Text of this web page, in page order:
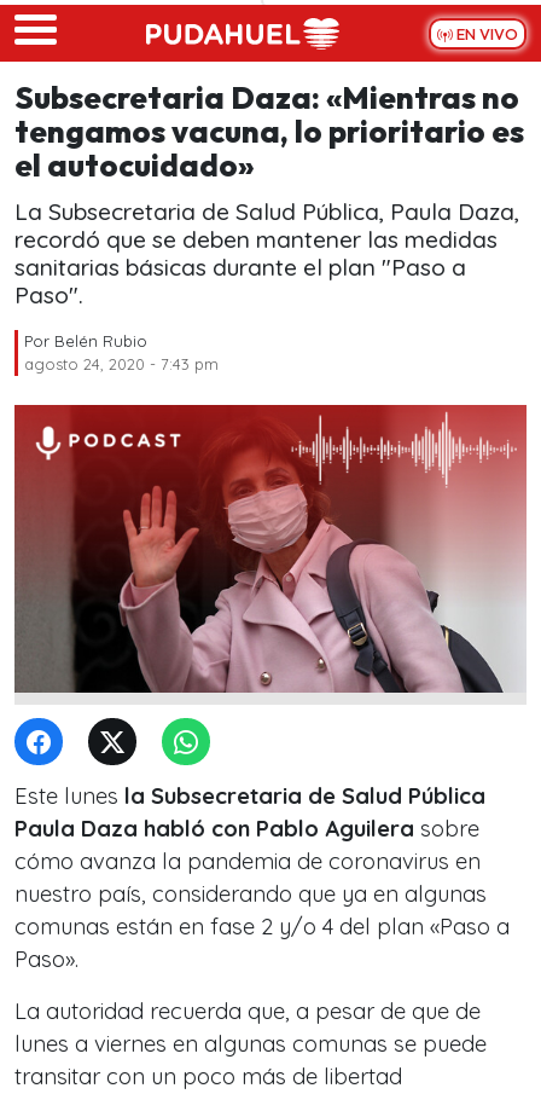
Skip to main content
EN VIVO
Subsecretaria Daza: «Mientras no
tengamos vacuna, lo prioritario es
el autocuidado»
La Subsecretaria de Salud Pública, Paula Daza,
recordó que se deben mantener las medidas
sanitarias básicas durante el plan "Paso a
Paso".
Por Belén Rubio
agosto 24, 2020 - 7:43 pm
Este lunes la Subsecretaria de Salud Pública
Paula Daza habló con Pablo Aguilera sobre
cómo avanza la pandemia de coronavirus en
nuestro país, considerando que ya en algunas
comunas están en fase 2 y/o 4 del plan «Paso a
Paso».
La autoridad recuerda que, a pesar de que de
lunes a viernes en algunas comunas se puede
transitar con un poco más de libertad